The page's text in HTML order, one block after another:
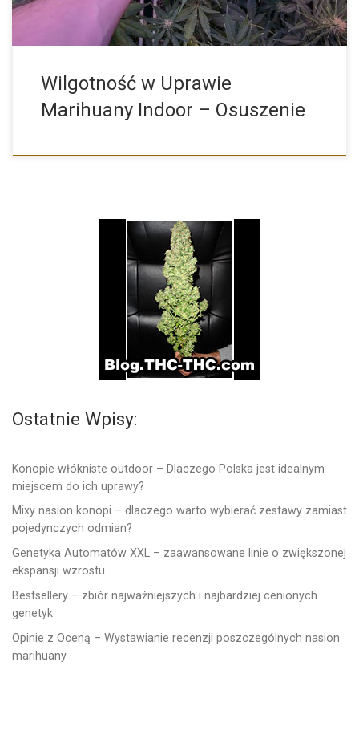
Wilgotność w Uprawie
Marihuany Indoor – Osuszenie
Ostatnie Wpisy:
Konopie włókniste outdoor – Dlaczego Polska jest idealnym
miejscem do ich uprawy?
Mixy nasion konopi – dlaczego warto wybierać zestawy zamiast
pojedynczych odmian?
Genetyka Automatów XXL – zaawansowane linie o zwiększonej
ekspansji wzrostu
Bestsellery – zbiór najważniejszych i najbardziej cenionych
genetyk
Opinie z Oceną – Wystawianie recenzji poszczególnych nasion
marihuany